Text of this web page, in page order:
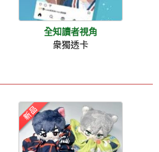
全知讀者視角
衆獨透卡